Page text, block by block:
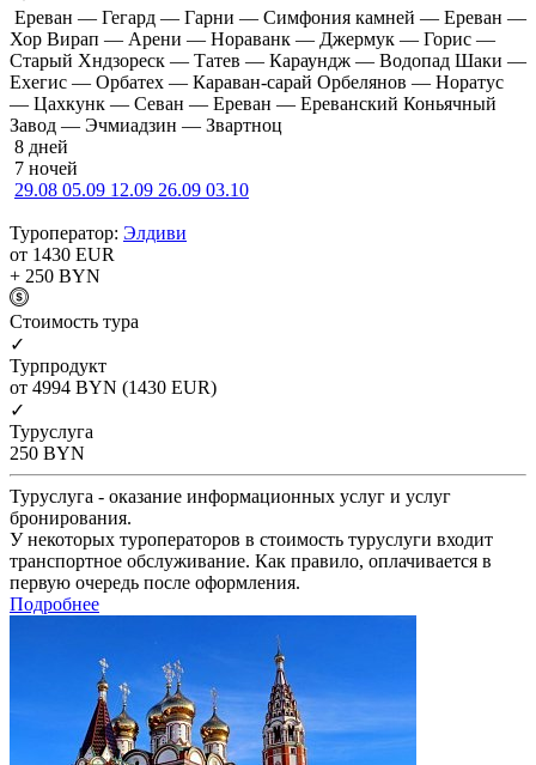
Ереван — Гегард — Гарни — Симфония камней — Ереван —
Хор Вирап — Арени — Нораванк — Джермук — Горис —
Старый Хндзореск — Татев — Караундж — Водопад Шаки —
Ехегис — Орбатех — Караван-сарай Орбелянов — Норатус
— Цахкунк — Севан — Ереван — Ереванский Коньячный
Завод — Эчмиадзин — Звартноц
8 дней
7 ночей
29.08 05.09 12.09 26.09 03.10
Туроператор: Элдиви
от 1430 EUR
+ 250 BYN
Cтоимость тура
✓
Турпродукт
от 4994 BYN (1430 EUR)
✓
Туруслуга
250 BYN
Туруслуга - оказание информационных услуг и услуг
бронирования.
У некоторых туроператоров в стоимость туруслуги входит
транспортное обслуживание. Как правило, оплачивается в
первую очередь после оформления.
Подробнее